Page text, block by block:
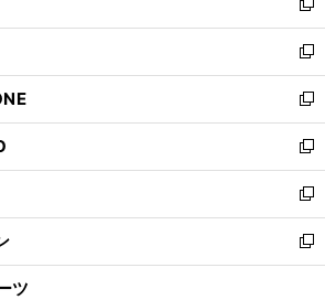
で
開
く
ド
ウ
で
開
く
ィ
ン
ド
ウ
で
開
く
い
ウ
ィ
ン
ド
ウ
で
開
く
新
し
い
ウ
ィ
ン
ド
ウ
で
開
く
新
し
い
ウ
ィ
ン
ド
ウ
で
開
新
し
い
ウ
ィ
ン
ド
ウ
新
し
い
ウ
ィ
ン
新
し
い
ウ
新
し
ツ